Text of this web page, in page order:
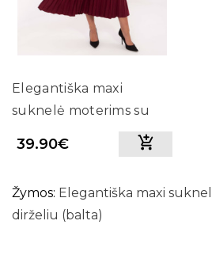
Elegantiška maxi
suknelė moterims su
39.90€
Žymos: Elegantiška maxi
dirželiu (balta)